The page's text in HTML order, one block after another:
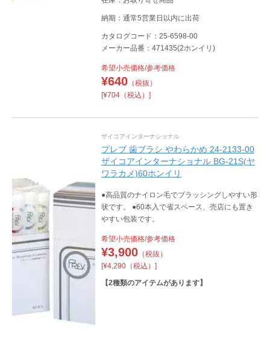
納期：通常5営業日以内に出荷
カタログコード：25-6598-00
メーカー品番：471435(2ホンイリ)
希望小売価格/参考価格
¥640（税抜）
[¥704（税込）]
ザイコアインターナショナル
プレブ 歯ブラシ やわらかめ 24-2133-00
ザイコアインターナショナル BG-21S(ヤ
ワラカメ)60ホンイリ
●高品質のナイロン毛でブラッシングしやすい形
状です。 ●60本入で省スペース、売店にも置き
やすい包装です。
希望小売価格/参考価格
¥3,900（税抜）
[¥4,290（税込）]
【2種類のアイテムがあります】